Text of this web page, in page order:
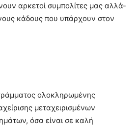
αρκετοί συμπολίτες μας αλλά-
κάδους που υπάρχουν στον
ολοκληρωμένης
μεταχειρισμένων
όσα είναι σε καλή